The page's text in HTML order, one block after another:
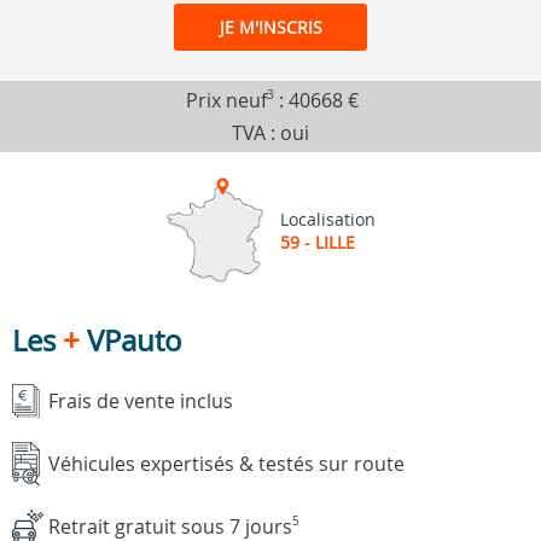
JE M'INSCRIS
Prix neuf3 : 40668 €
TVA : oui
Localisation
59 - LILLE
Les+VPauto
Frais de vente inclus
Véhicules expertisés & testés sur route
Retrait gratuit sous 7 jours5